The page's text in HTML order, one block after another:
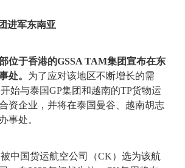
进军东南亚
位于香港的GSSA TAM集团宣布在东
处。 为了应对该地区不断增长的需
始与泰国GP集团和越南的TP货物运
资企业，并将在泰国曼谷、越南胡志
事处。
中国货运航空公司（CK）选为该航